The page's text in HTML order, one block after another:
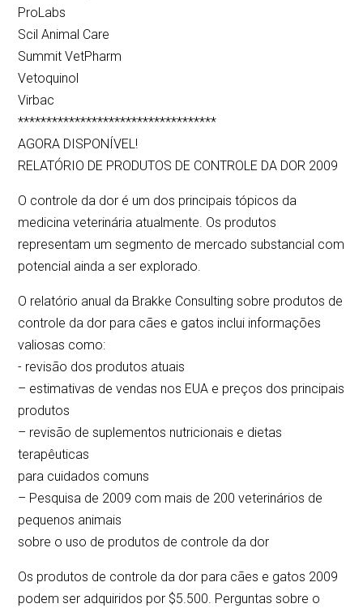
ProLabs
Scil Animal Care
Summit VetPharm
Vetoquinol
Virbac
***********************************
AGORA DISPONÍVEL!
RELATÓRIO DE PRODUTOS DE CONTROLE DA DOR 2009
O controle da dor é um dos principais tópicos da
medicina veterinária atualmente. Os produtos
representam um segmento de mercado substancial com
potencial ainda a ser explorado.
O relatório anual da Brakke Consulting sobre produtos de
controle da dor para cães e gatos inclui informações
valiosas como:
- revisão dos produtos atuais
– estimativas de vendas nos EUA e preços dos principais
produtos
– revisão de suplementos nutricionais e dietas
terapêuticas
para cuidados comuns
– Pesquisa de 2009 com mais de 200 veterinários de
pequenos animais
sobre o uso de produtos de controle da dor
Os produtos de controle da dor para cães e gatos 2009
podem ser adquiridos por $5.500. Perguntas sobre o